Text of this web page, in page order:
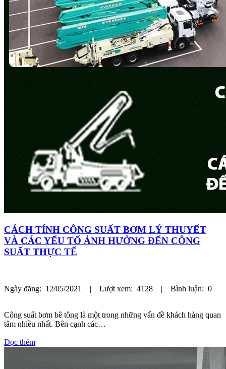
CÁCH TÍNH CÔNG SUẤT BƠM LÝ THUYẾT
VÀ CÁC YẾU TỐ ẢNH HƯỞNG ĐẾN CÔNG
SUẤT THỰC TẾ
Ngày đăng: 12/05/2021 | Lượt xem: 4128 | Bình luận: 0
Công suất bơm bê tông là một trong những vấn đề khách hàng quan
tâm nhiều nhất. Bên cạnh các…
Đọc thêm